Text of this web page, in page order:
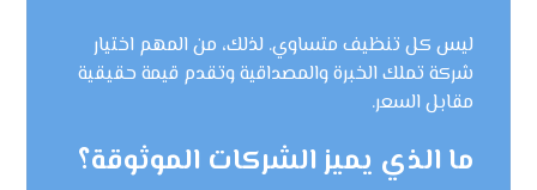
ليس كل تنظيف متساوي. لذلك، من المهم اختيار
شركة تملك الخبرة والمصداقية وتقدم قيمة حقيقية
مقابل السعر.
ما الذي يميز الشركات الموثوقة؟